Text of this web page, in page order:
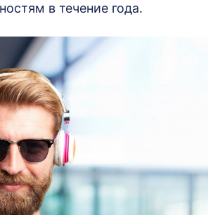
в течение года.